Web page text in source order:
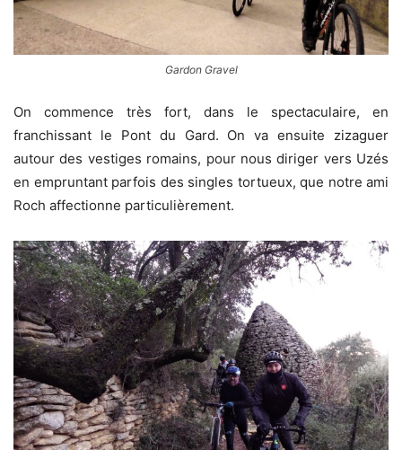
Gardon Gravel
On commence très fort, dans le spectaculaire, en
franchissant le Pont du Gard. On va ensuite zizaguer
autour des vestiges romains, pour nous diriger vers Uzés
en empruntant parfois des singles tortueux, que notre ami
Roch affectionne particulièrement.